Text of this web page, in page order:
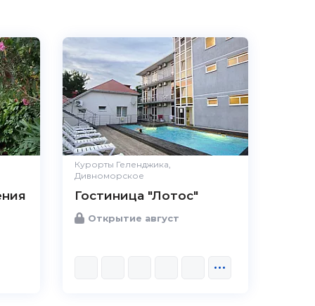
3.1 Чистота Хорошо
Комфорт Отлично
Расположение Отлично
Удобства Отлично
Цена / качество Средне
Персонал Плохо
Курорты Геленджика,
Дивноморское
Гостиница "Лотос"
Открытие август